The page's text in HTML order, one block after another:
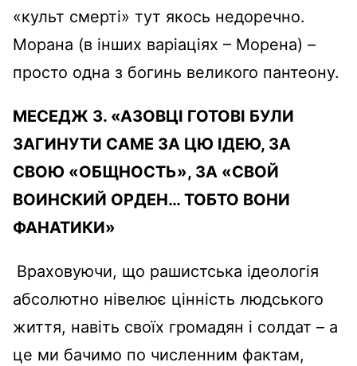
«культ смерті» тут якось недоречно.
Морана (в інших варіаціях – Морена) –
просто одна з богинь великого пантеону.
МЕСЕДЖ 3. «АЗОВЦІ ГОТОВІ БУЛИ
ЗАГИНУТИ САМЕ ЗА ЦЮ ІДЕЮ, ЗА
СВОЮ «ОБЩНОСТЬ», ЗА «СВОЙ
ВОИНСКИЙ ОРДЕН… ТОБТО ВОНИ
ФАНАТИКИ»
Враховуючи, що рашистська ідеологія
абсолютно нівелює цінність людського
життя, навіть своїх громадян і солдат – а
це ми бачимо по численним фактам,